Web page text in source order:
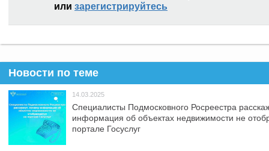
или зарегистрируйтесь
Новости по теме
14.03.2025
Специалисты Подмосковного Росреестра
информация об объектах недвижимости не
портале Госуслуг